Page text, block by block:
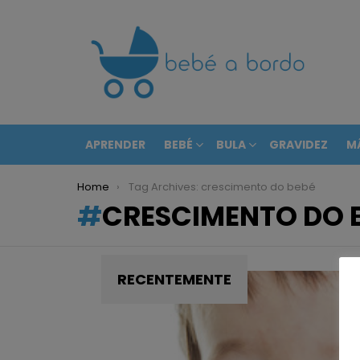
APRENDER BEBÉ BULA GRAVIDEZ
You are here:
Home Tag Archives: crescimento do bebé
CRESCIMENTO DO
RECENTEMENTE